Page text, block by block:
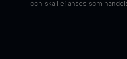
och skall ej anses som